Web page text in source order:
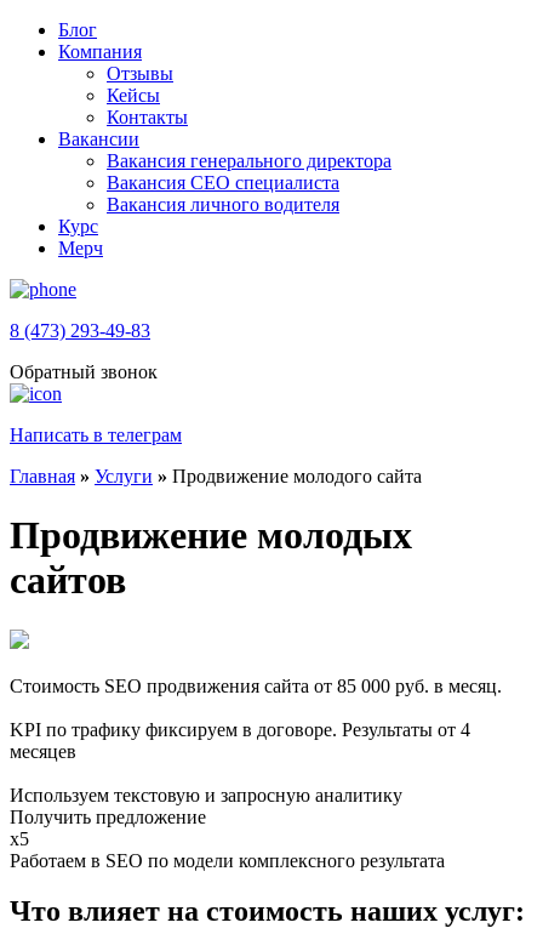
Блог
Компания
Отзывы
Кейсы
Контакты
Вакансии
Вакансия генерального директора
Вакансия СЕО специалиста
Вакансия личного водителя
Курс
Мерч
8 (473) 293-49-83
Обратный звонок
Написать в телеграм
Главная » Услуги » Продвижение молодого сайта
Продвижение молодых
сайтов
Стоимость SEO продвижения сайта от 85 000 руб. в месяц.
KPI по трафику фиксируем в договоре. Результаты от 4
месяцев
Используем текстовую и запросную аналитику
Получить предложение
x5
Работаем в SEO по модели комплексного результата
Что влияет на стоимость наших услуг: